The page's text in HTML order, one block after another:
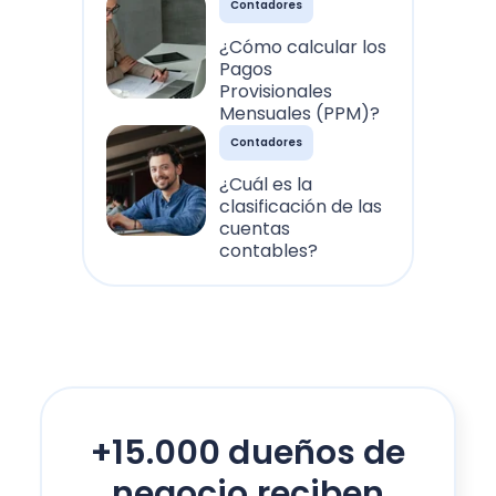
Contadores
¿Cómo calcular los
Pagos
Provisionales
Mensuales (PPM)?
Contadores
¿Cuál es la
clasificación de las
cuentas
contables?
+15.000 dueños de